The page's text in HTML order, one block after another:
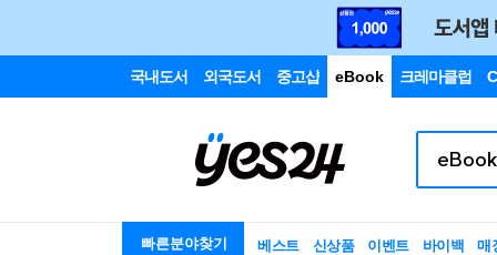
국내도서 외국도서 중고샵 eBook 크레마클럽
빠른분야찾기 베스트 신상품 이벤트 바이백 매